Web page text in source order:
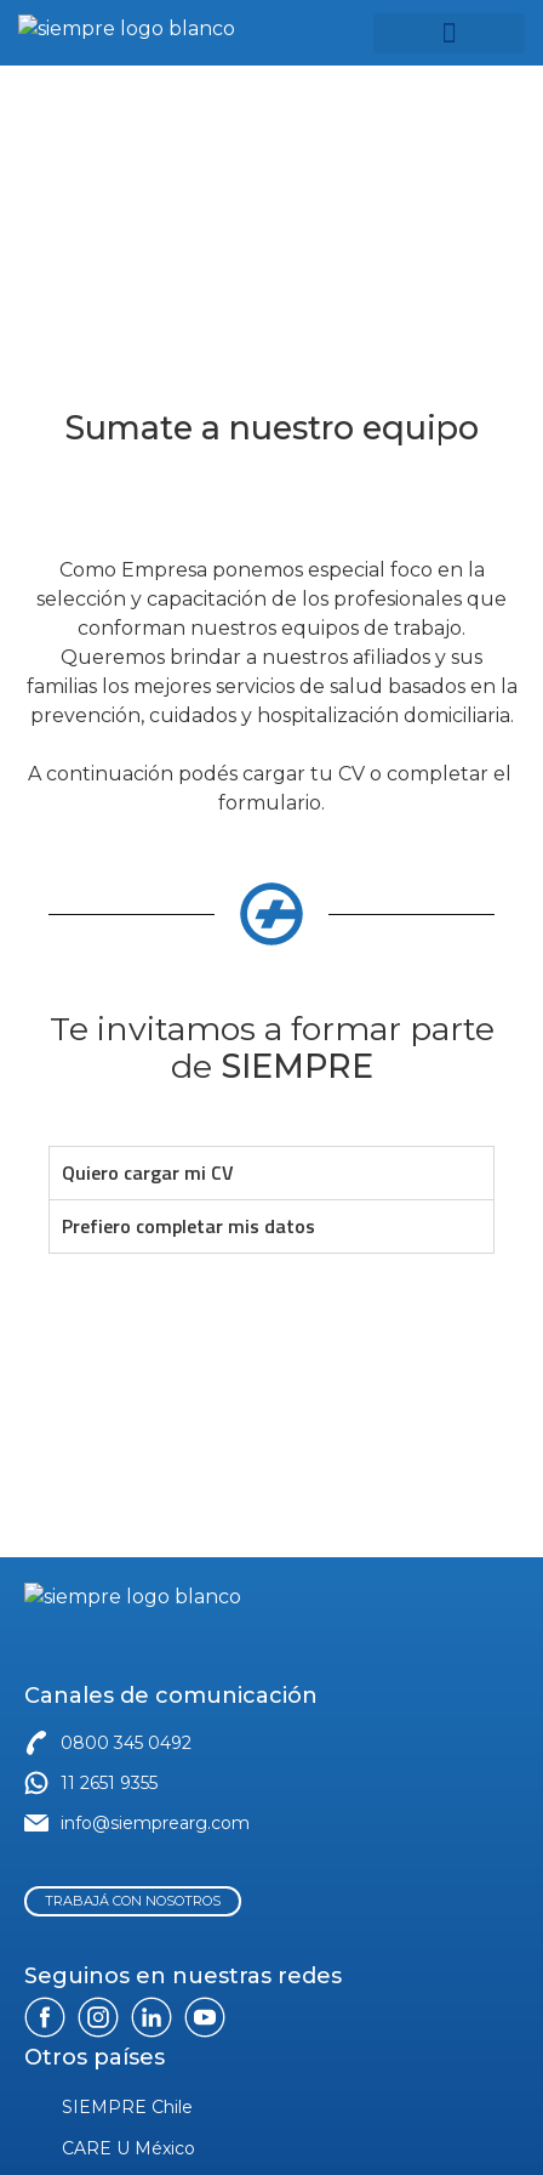
Sumate a nuestro equipo
Como Empresa ponemos especial foco en la
selección y capacitación de los profesionales que
conforman nuestros equipos de trabajo.
Queremos brindar a nuestros afiliados y sus
familias los mejores servicios de salud basados en la
prevención, cuidados y hospitalización domiciliaria.
A continuación podés cargar tu CV o completar el
formulario.
Te invitamos a formar parte
de SIEMPRE
Quiero cargar mi CV
Prefiero completar mis datos
Canales de comunicación
0800 345 0492
11 2651 9355
info@siemprearg.com
TRABAJÁ CON NOSOTROS
Seguinos en nuestras redes
Otros países
SIEMPRE Chile
CARE U México